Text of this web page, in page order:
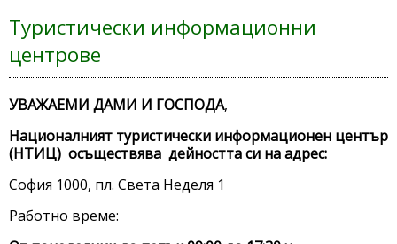
Туристически информационни
центрове
УВАЖАЕМИ ДАМИ И ГОСПОДА,
Националният туристически информационен център
(НТИЦ) осъществява дейността си на адрес:
София 1000, пл. Света Неделя 1
Работно време: